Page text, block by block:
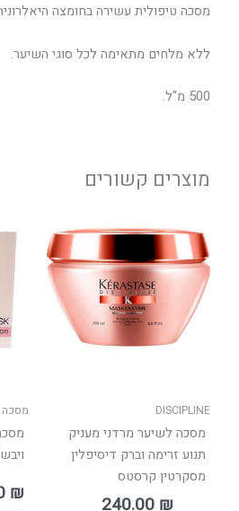
מסכה טיפולית עשירה בחומצה
ללא מלחים מתאימה לכל סוגי השיער.
500 מ"ל.
מוצרים קשורים
DISCIPLINE
מסכה לשיער מרדני מעניק
תנוע זרימה וברק דיסיפלין
מסקרטין קרסטס
240.00 ₪
יש
בעמוד
המוצר
מסכה
ויבש B YOU
180.00 ₪.
₪
הנוכחי
הוא:
99.00 ₪.